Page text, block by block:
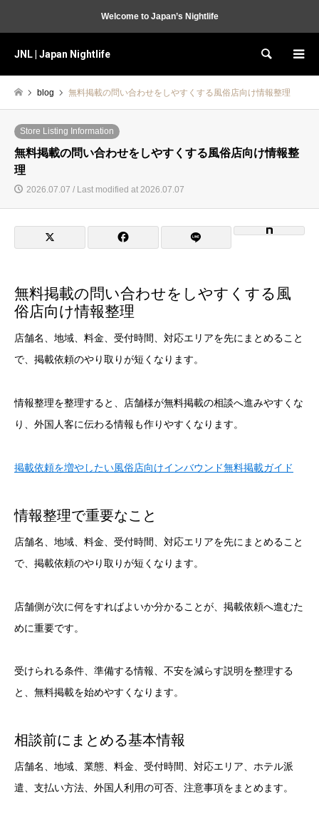
Welcome to Japan’s Nightlife
JNL | Japan Nightlife Search
blog 無料掲載の問い合わせをしやすくする風俗店向け情報整理
Store Listing Information
無料掲載の問い合わせをしやすくする風俗店向け情報整
理
2026.07.07 / Last modified at 2026.07.07
無料掲載の問い合わせをしやすくする風
俗店向け情報整理
店舗名、地域、料金、受付時間、対応エリアを先にまとめること
で、掲載依頼のやり取りが短くなります。
情報整理を整理すると、店舗様が無料掲載の相談へ進みやすくな
り、外国人客に伝わる情報も作りやすくなります。
掲載依頼を増やしたい風俗店向けインバウンド無料掲載ガイド
情報整理で重要なこと
店舗名、地域、料金、受付時間、対応エリアを先にまとめること
で、掲載依頼のやり取りが短くなります。
店舗側が次に何をすればよいか分かることが、掲載依頼へ進むた
めに重要です。
受けられる条件、準備する情報、不安を減らす説明を整理する
と、無料掲載を始めやすくなります。
相談前にまとめる基本情報
店舗名、地域、業態、料金、受付時間、対応エリア、ホテル派
遣、支払い方法、外国人利用の可否、注意事項をまとめます。